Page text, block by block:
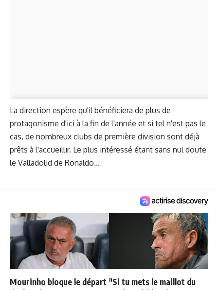
La direction espère qu'il bénéficiera de plus de
protagonisme d'ici à la fin de l'année et si tel n'est pas le
cas, de nombreux clubs de première division sont déjà
prêts à l'accueillir. Le plus intéressé étant sans nul doute
le Valladolid de Ronaldo...
Mourinho bloque le départ "Si tu mets le maillot du